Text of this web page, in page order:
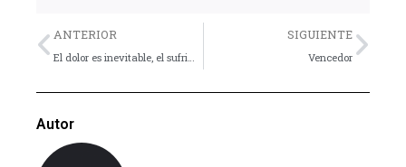
Previo
ANTERIOR SIGUIENTE
Vencedor
Autor